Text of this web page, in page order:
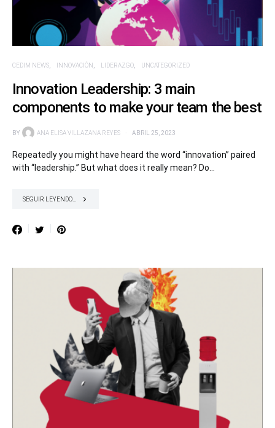
CEDIM NEWS INNOVACIÓN LIDERAZGO UNCATEGORIZED
Innovation Leadership: 3 main
components to make your team the best
BY ANA ELISA VILLAZANA REYES ABRIL 25, 2023
Repeatedly you might have heard the word “innovation” paired
with “leadership.” But what does it really mean? Do…
SEGUIR LEYENDO...